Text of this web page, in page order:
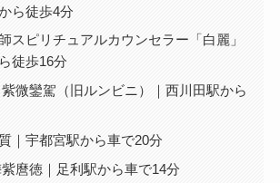
ら徒歩4分
スピリチュアルカウンセラー「白麗」
徒歩16分
微鑾駕（旧ルンビニ）｜西川田駅から
｜宇都宮駅から車で20分
麿徳｜足利駅から車で14分